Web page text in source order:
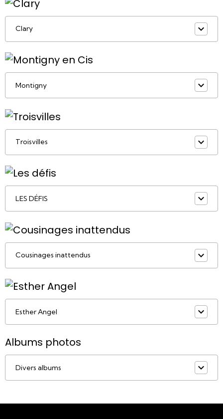
Clary
Montigny
Troisvilles
LES DÉFIS
Cousinages inattendus
Esther Angel
Albums photos
Divers albums